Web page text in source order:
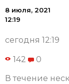
8 июля, 2021
12:19
сегодня 12:19
142 0
В течение